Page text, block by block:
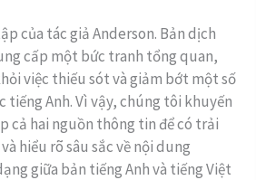
của tác giả Anderson. Bản dịch
cấp một bức tranh tổng quan,
việc thiếu sót và giảm bớt một số
tiếng Anh. Vì vậy, chúng tôi khuyến
cả hai nguồn thông tin để có trải
hiểu rõ sâu sắc về nội dung
giữa bản tiếng Anh và tiếng Việt